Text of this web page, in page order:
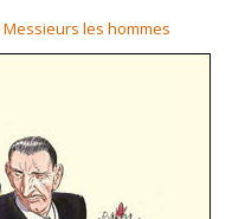
Messieurs les hommes